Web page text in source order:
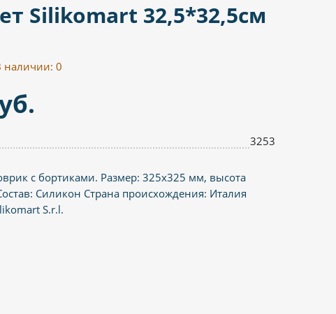
Silikomart 32,5*32,5см
наличии:0
3253
с бортиками. Размер: 325х325 мм, высота
Силикон Страна происхождения: Италия
S.r.l.